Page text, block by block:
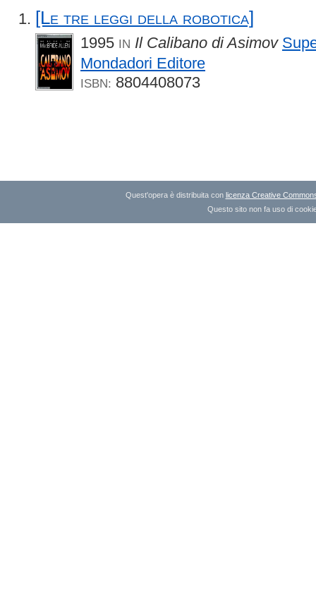
[Le tre leggi della robotica]
1995 IN Il Calibano di Asimov
Mondadori Editore
ISBN: 8804408073
Quest'opera è distribuita con licenza Creative
Questo sito non fa uso di